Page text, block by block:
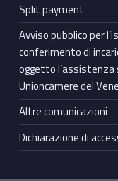
Split payment
Avviso pubblico per
conferimento di
oggetto
Unioncamere del
Altre comunicazioni
Dichiarazione di